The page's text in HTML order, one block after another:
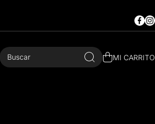
Buscar MI CARRITO